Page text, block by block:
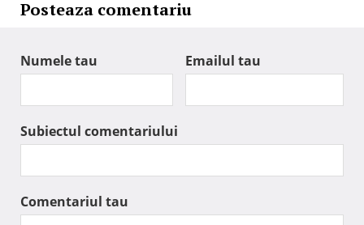
Posteaza comentariu
Numele tau Emailul tau
Subiectul comentariului
Comentariul tau